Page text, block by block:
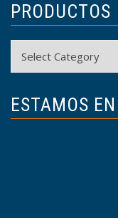
PRODUCTOS
ESTAMOS EN